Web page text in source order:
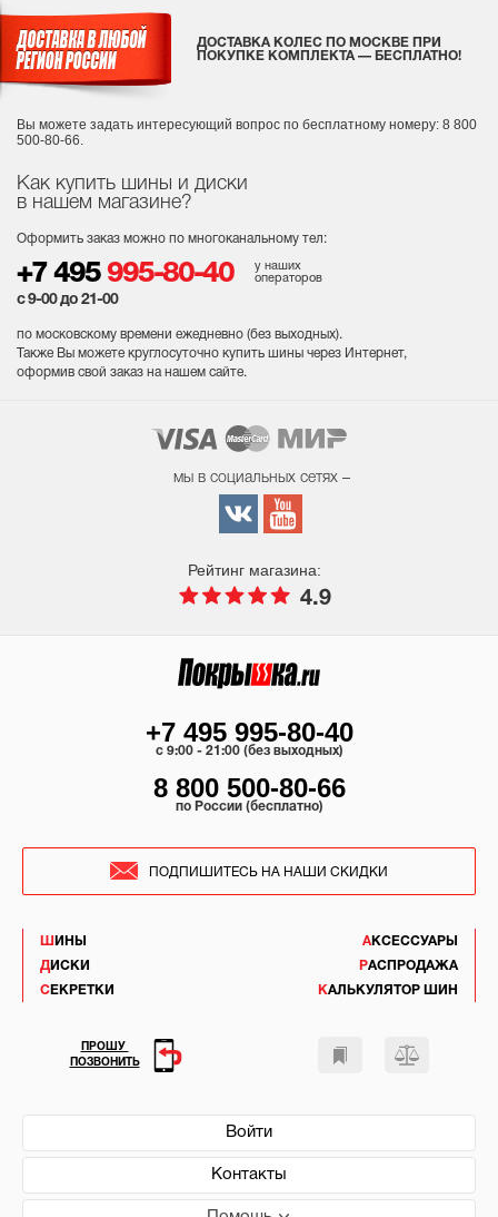
Как купить шины и диски
в нашем магазине?
Оформить заказ можно по многоканальному тел:
+7 495 995-80-40
у наших
операторов
с 9-00 до 21-00
по московскому времени ежедневно (без выходных).
Также Вы можете круглосуточно купить шины через Интернет,
оформив свой заказ на нашем сайте.
ДОСТАВКА КОЛЕС ПО МОСКВЕ ПРИ
ПОКУПКЕ КОМПЛЕКТА — БЕСПЛАТНО!
Вы можете задать интересующий вопрос по бесплатному номеру: 8 800
500-80-66.
мы в социальных сетях –
Рейтинг магазина:
4.9
ШИНЫ
ДИСКИ
СЕКРЕТКИ
АКСЕССУАРЫ
РАСПРОДАЖА
КАЛЬКУЛЯТОР ШИН
Войти
Контакты
+7 495 995-80-40
c 9:00 - 21:00 (без выходных)
8 800 500-80-66
по России (бесплатно)
ПОДПИШИТЕСЬ НА НАШИ СКИДКИ
ПРОШУ
ПОЗВОНИТЬ